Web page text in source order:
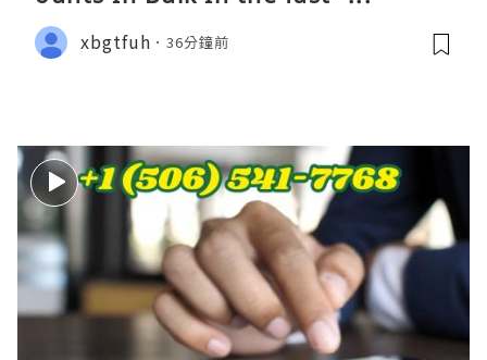
xbgtfuh 36分鐘前